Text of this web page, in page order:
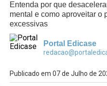
Entenda por que
mental e como aproveitar o
excessivas
Portal Edicase
Publicado em 07 de Julho de